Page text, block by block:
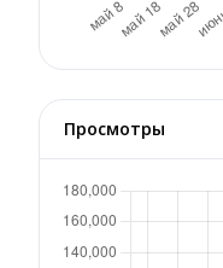
Просмотры